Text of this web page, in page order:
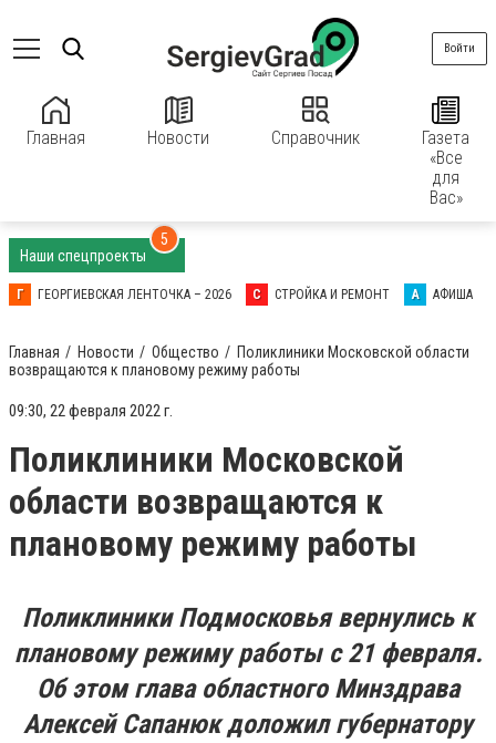
Главная Новости Справочник
Газета
«Все
для
Вас»
Войти
Наши спецпроекты
5
Г ГЕОРГИЕВСКАЯ ЛЕНТОЧКА – 2026 С СТРОЙКА И РЕМОНТ А АФИША
Главная Новости Общество
Поликлиники Московской области
возвращаются к плановому режиму работы
09:30, 22 февраля 2022 г.
Поликлиники Московской
области возвращаются к
плановому режиму работы
Поликлиники Подмосковья вернулись к
плановому режиму работы с 21 февраля.
Об этом глава областного Минздрава
Алексей Сапанюк доложил губернатору